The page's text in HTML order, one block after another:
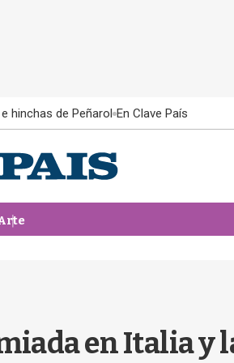
hinchas de Peñarol En Clave País
en Italia y